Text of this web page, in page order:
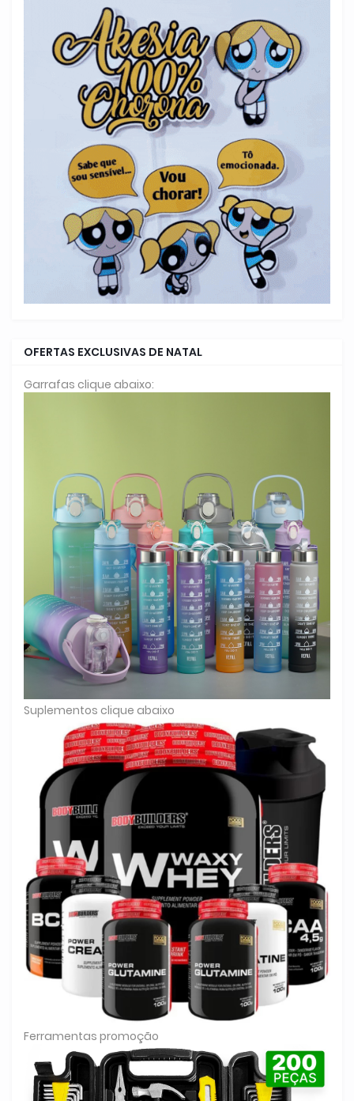
OFERTAS EXCLUSIVAS DE NATAL
Garrafas clique abaixo:
Suplementos clique abaixo
Ferramentas promoção